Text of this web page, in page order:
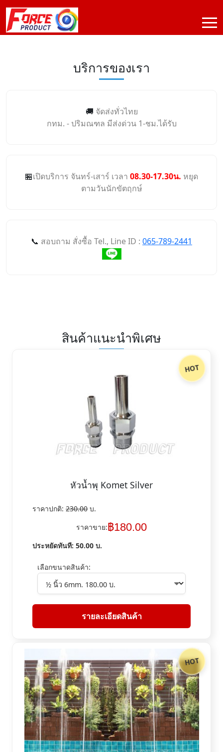
บริการของเรา
🚚 จัดส่งทั่วไทย
กทม. - ปริมณฑล มีส่งด่วน 1-ชม.ได้รับ
🏪เปิดบริการ จันทร์-เสาร์ เวลา 08.30-17.30น. หยุด
ตามวันนักขัตฤกษ์
📞 สอบถาม สั่งซื้อ Tel., Line ID : 065-789-2441
สินค้าแนะนำพิเศษ
HOT
หัวน้ำพุ Komet Silver
ราคาปกติ: 230.00 บ.
ราคาขาย:฿180.00
ประหยัดทันที: 50.00 บ.
เลือกขนาดสินค้า:
รายละเอียดสินค้า
HOT